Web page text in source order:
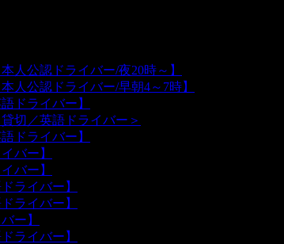
人公認ドライバー/夜20時～】
人公認ドライバー/早朝4～7時】
ドライバー】
切／英語ドライバー＞
ドライバー】
バー】
バー】
ライバー】
ライバー】
ー】
ライバー】